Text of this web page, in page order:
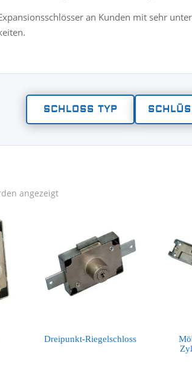
an Kunden mit sehr
SCHLOSS TYP
angezeigt
Dreipunkt-Riegelschloss